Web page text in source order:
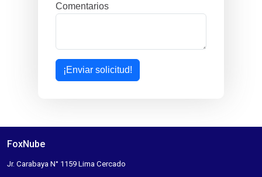
Comentarios
¡Enviar solicitud!
FoxNube
Jr. Carabaya N° 1159 Lima Cercado